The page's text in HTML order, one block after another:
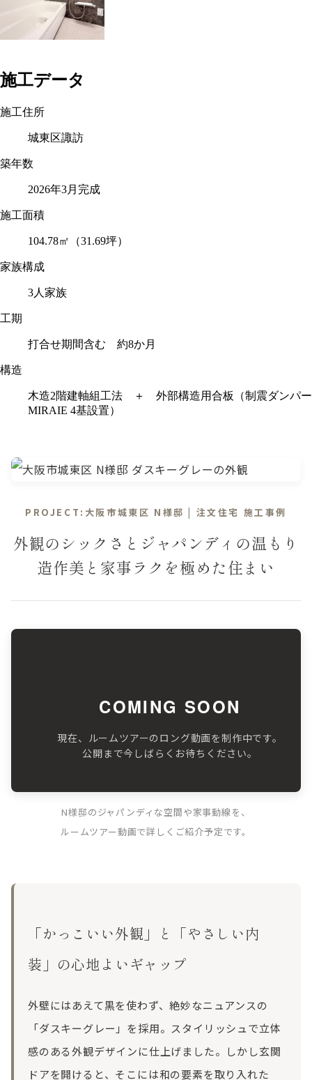
施工データ
施工住所
城東区諏訪
築年数
2026年3月完成
施工面積
104.78㎡（31.69坪）
家族構成
3人家族
工期
打合せ期間含む 約8か月
構造
木造2階建軸組工法 ＋ 外部構造用合板（制震ダンパー
MIRAIE 4基設置）
PROJECT:大阪市城東区 N様邸 | 注文住宅 施工事例
外観のシックさとジャパンディの温もり
造作美と家事ラクを極めた住まい
COMING SOON
現在、ルームツアーのロング動画を制作中です。
公開まで今しばらくお待ちください。
N様邸のジャパンディな空間や家事動線を、
ルームツアー動画で詳しくご紹介予定です。
「かっこいい外観」と「やさしい内
装」の心地よいギャップ
外壁にはあえて黒を使わず、絶妙なニュアンスの
「ダスキーグレー」を採用。スタイリッシュで立体
感のある外観デザインに仕上げました。しかし玄関
ドアを開けると、そこには和の要素を取り入れた